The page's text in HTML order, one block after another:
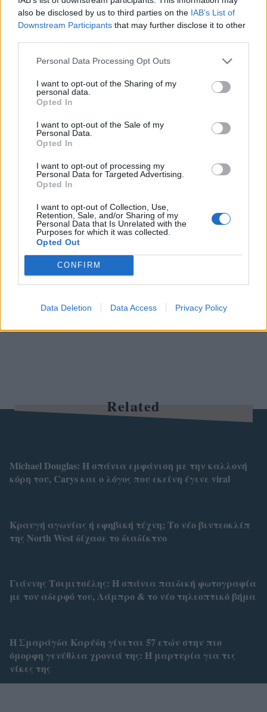
also be disclosed by us to third parties on the IAB’s List of
Downstream Participants that may further disclose it to other
Personal Data Processing Opt Outs
I want to opt-out of the Sharing of my
personal data.
Opted In
I want to opt-out of the Sale of my
Personal Data.
Opted In
I want to opt-out of processing my
Personal Data for Targeted Advertising.
Opted In
I want to opt-out of Collection, Use,
Retention, Sale, and/or Sharing of my
Personal Data that Is Unrelated with the
Purposes for which it was collected.
Opted Out
CONFIRM
Data Deletion Data Access Privacy Policy
Η δική σου όμως, ποια είναι;
Ο Μr. Grey πάει να μας καταστρέψει το...
Valentine's Day 2015: Είναι stars, είναι
Christian Grey DAKOTA JOHNSON
ΕΡΩΤΙΚΕΣ ΣΚΗΝΕΣ
Related
Michael Douglas: Η σπάνια εμφάνιση με την καλλονή
κόρη του, Carys και ο λόγος που εκείνη έγινε viral
Κραυγή αγωνίας ή εφηβική τέχνη; Το νέο βιντεοκλίπ
της North West δίχασε το διαδίκτυο
Γιάννης Τσιμιτσέλης: Η σπάνια παιδική φωτογραφία
με τον αδερφό του, Λάμπρο & το νέο τηλεοπτικό βήμα
Η Σμαράγδα Καρύδη γίνεται 57 ετών στην πιο
όμορφη γενέθλια χρονιά της: Η μαρτυρία για τις
νίκες της